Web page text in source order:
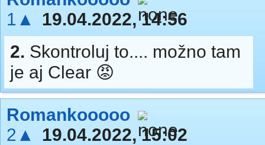
1▲
19.04.2022, 14:56
2. Skontroluj to.... možno tam
je aj Clear 😡
Romankooooo
2▲
19.04.2022, 15:02